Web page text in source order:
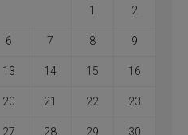
1 2
6 7 8 9
13 14 15 16
20 21 22 23
27 28 29 30